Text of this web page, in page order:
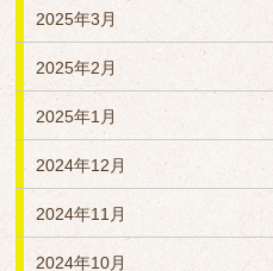
2025年3月
2025年2月
2025年1月
2024年12月
2024年11月
2024年10月